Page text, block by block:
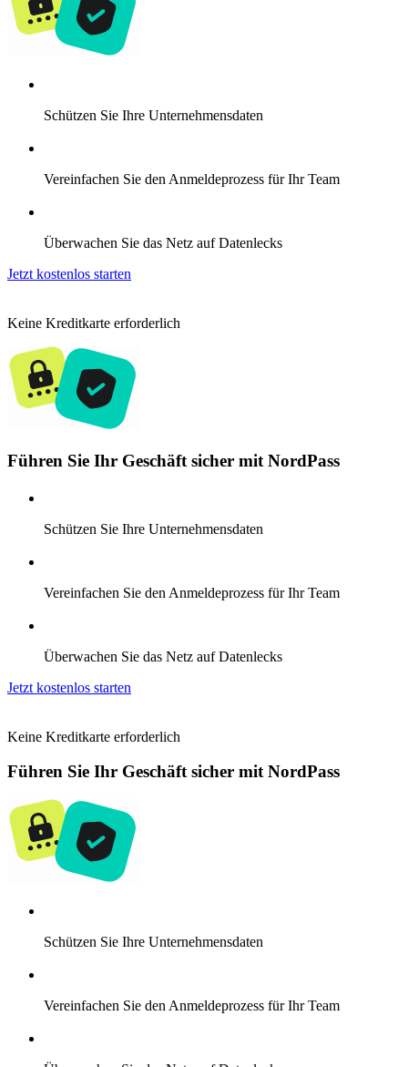
Schützen Sie Ihre Unternehmensdaten
Vereinfachen Sie den Anmeldeprozess für Ihr Team
Überwachen Sie das Netz auf Datenlecks
Jetzt kostenlos starten
Keine Kreditkarte erforderlich
Führen Sie Ihr Geschäft sicher mit NordPass
Schützen Sie Ihre Unternehmensdaten
Vereinfachen Sie den Anmeldeprozess für Ihr Team
Überwachen Sie das Netz auf Datenlecks
Jetzt kostenlos starten
Keine Kreditkarte erforderlich
Führen Sie Ihr Geschäft sicher mit NordPass
Schützen Sie Ihre Unternehmensdaten
Vereinfachen Sie den Anmeldeprozess für Ihr Team